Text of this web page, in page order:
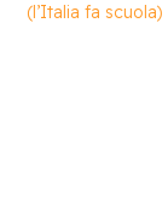
(l’Italia fa scuola)